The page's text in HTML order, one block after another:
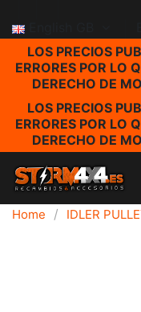
LOS PRECIOS
ERRORES POR LO
DERECHO DE
LOS PRECIOS
ERRORES POR LO
DERECHO DE
Home IDLER